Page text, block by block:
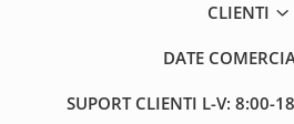
1.6.3. Instalații de Iluminat
CLIENTI
DATE
SUPORT CLIENTI L-V: 8:00-